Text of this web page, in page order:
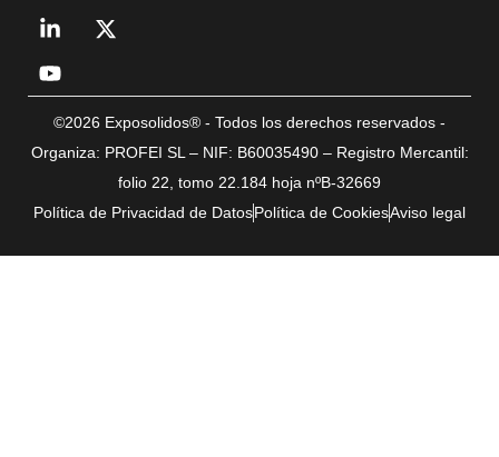
©2026 Exposolidos® - Todos los derechos reservados -
Organiza: PROFEI SL – NIF: B60035490 – Registro Mercantil:
folio 22, tomo 22.184 hoja nºB-32669
Política de Privacidad de DatosPolítica de CookiesAviso legal